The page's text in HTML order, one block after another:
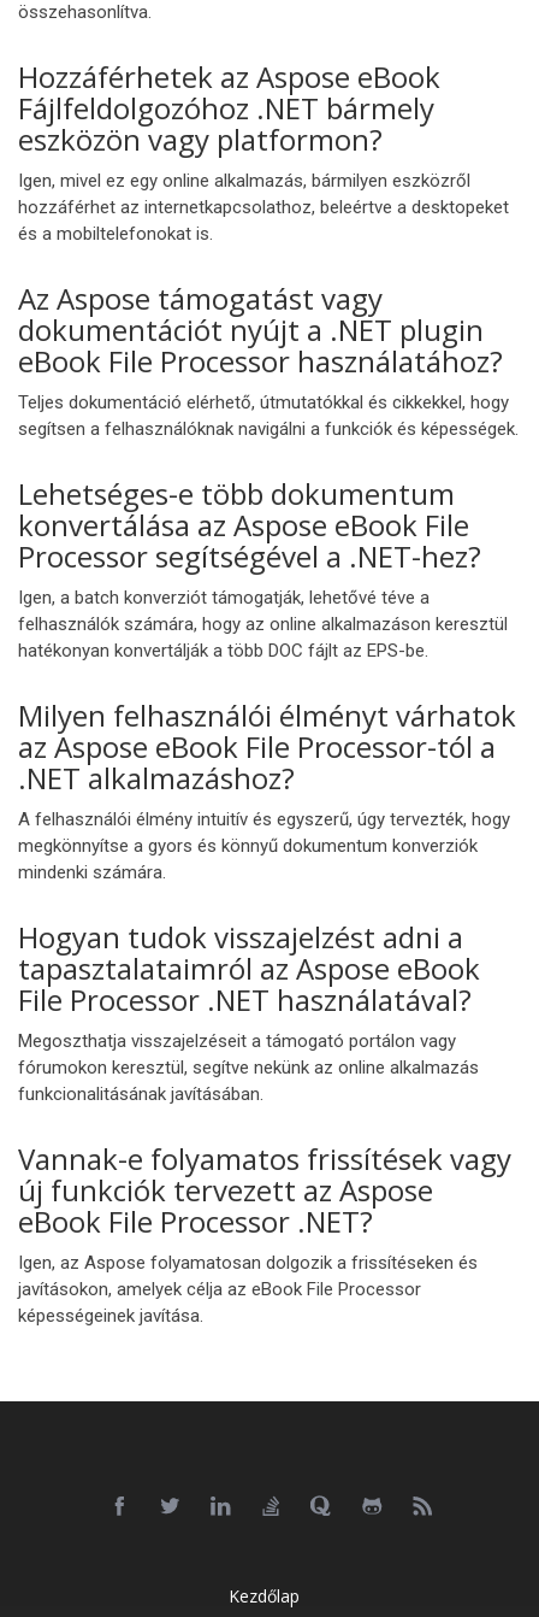
összehasonlítva.
Hozzáférhetek az Aspose eBook
Fájlfeldolgozóhoz .NET bármely
eszközön vagy platformon?
Igen, mivel ez egy online alkalmazás, bármilyen eszközről
hozzáférhet az internetkapcsolathoz, beleértve a desktopeket
és a mobiltelefonokat is.
Az Aspose támogatást vagy
dokumentációt nyújt a .NET plugin
eBook File Processor használatához?
Teljes dokumentáció elérhető, útmutatókkal és cikkekkel, hogy
segítsen a felhasználóknak navigálni a funkciók és képességek.
Lehetséges-e több dokumentum
konvertálása az Aspose eBook File
Processor segítségével a .NET-hez?
Igen, a batch konverziót támogatják, lehetővé téve a
felhasználók számára, hogy az online alkalmazáson keresztül
hatékonyan konvertálják a több DOC fájlt az EPS-be.
Milyen felhasználói élményt várhatok
az Aspose eBook File Processor-tól a
.NET alkalmazáshoz?
A felhasználói élmény intuitív és egyszerű, úgy tervezték, hogy
megkönnyítse a gyors és könnyű dokumentum konverziók
mindenki számára.
Hogyan tudok visszajelzést adni a
tapasztalataimról az Aspose eBook
File Processor .NET használatával?
Megoszthatja visszajelzéseit a támogató portálon vagy
fórumokon keresztül, segítve nekünk az online alkalmazás
funkcionalitásának javításában.
Vannak-e folyamatos frissítések vagy
új funkciók tervezett az Aspose
eBook File Processor .NET?
Igen, az Aspose folyamatosan dolgozik a frissítéseken és
javításokon, amelyek célja az eBook File Processor
képességeinek javítása.
Kezdőlap